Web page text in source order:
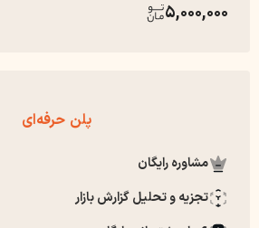
5,000,000
پلن حرفه‌ای
مشاوره رایگان
تجزیه و تحلیل گزارش بازار